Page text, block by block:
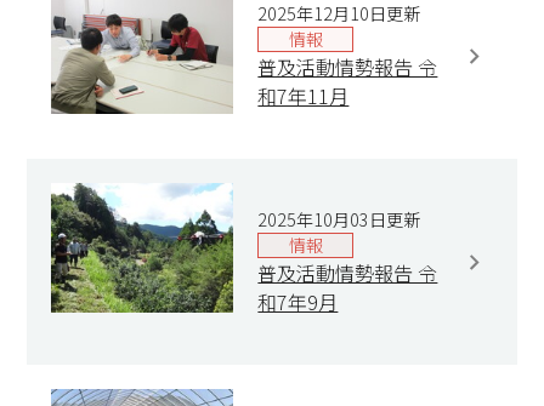
2025年12月10日更新
情報
普及活動情勢報告 令
和7年11月
2025年10月03日更新
情報
普及活動情勢報告 令
和7年9月